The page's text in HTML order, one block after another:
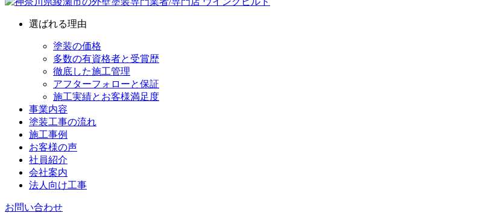
選ばれる理由
塗装の価格
多数の有資格者と受賞歴
徹底した施工管理
アフターフォローと保証
施工実績とお客様満足度
事業内容
塗装工事の流れ
施工事例
お客様の声
社員紹介
会社案内
法人向け工事
お問い合わせ